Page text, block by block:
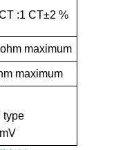
:1 CT±2 %
maximum
maximum
type